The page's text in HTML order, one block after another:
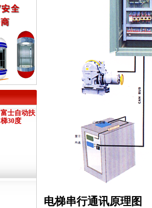
富士自动扶
梯30度
电梯串行通讯原理图